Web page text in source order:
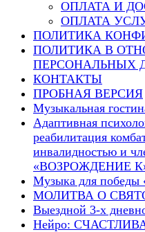
ОПЛАТА И
ОПЛАТА
ПОЛИТИКА
ПОЛИТИКА В
ПЕРСОНАЛЬНЫХ
КОНТАКТЫ
ПРОБНАЯ ВЕРСИЯ
Музыкальная
Адаптивная
реабилитация
инвалидностью и
«ВОЗРОЖДЕНИЕ
Музыка для
МОЛИТВА О
Выездной 3-х
Нейро: